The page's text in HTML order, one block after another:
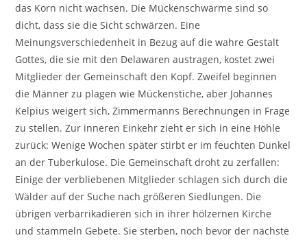
das Korn nicht wachsen. Die Mückenschwärme sind so
dicht, dass sie die Sicht schwärzen. Eine
Meinungsverschiedenheit in Bezug auf die wahre Gestalt
Gottes, die sie mit den Delawaren austragen, kostet zwei
Mitglieder der Gemeinschaft den Kopf. Zweifel beginnen
die Männer zu plagen wie Mückenstiche, aber Johannes
Kelpius weigert sich, Zimmermanns Berechnungen in Frage
zu stellen. Zur inneren Einkehr zieht er sich in eine Höhle
zurück: Wenige Wochen später stirbt er im feuchten Dunkel
an der Tuberkulose. Die Gemeinschaft droht zu zerfallen:
Einige der verbliebenen Mitglieder schlagen sich durch die
Wälder auf der Suche nach größeren Siedlungen. Die
übrigen verbarrikadieren sich in ihrer hölzernen Kirche
und stammeln Gebete. Sie sterben, noch bevor der nächste